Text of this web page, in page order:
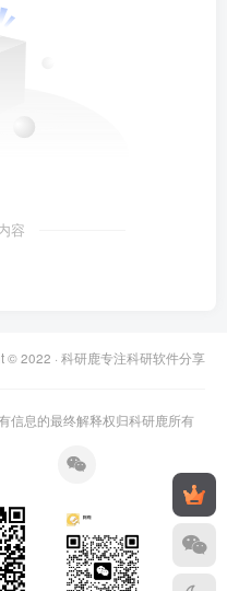
容
© 2022 · 科研鹿专注科研软件分享
信息的最终解释权归科研鹿所有